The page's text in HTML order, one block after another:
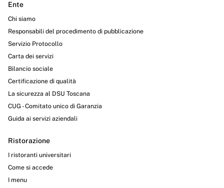
Ente
Chi siamo
Responsabili del procedimento di pubblicazione
Servizio Protocollo
Carta dei servizi
Bilancio sociale
Certificazione di qualità
La sicurezza al DSU Toscana
CUG - Comitato unico di Garanzia
Guida ai servizi aziendali
Ristorazione
I ristoranti universitari
Come si accede
I menu